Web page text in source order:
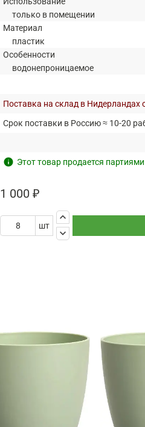
только в помещении
Материал
пластик
Особенности
водонепроницаемое
Поставка на склад в Нидерландах
Срок поставки в Россию ≈ 10-20
info Этот товар продается
1 000 ₽
шт
keyboard_arrow_up
keyboard_arrow_down